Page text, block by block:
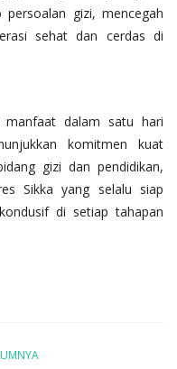
gizi, mencegah
sehat dan cerdas di
manfaat dalam satu hari
komitmen kuat
gizi dan pendidikan,
Sikka yang selalu siap
di setiap tahapan